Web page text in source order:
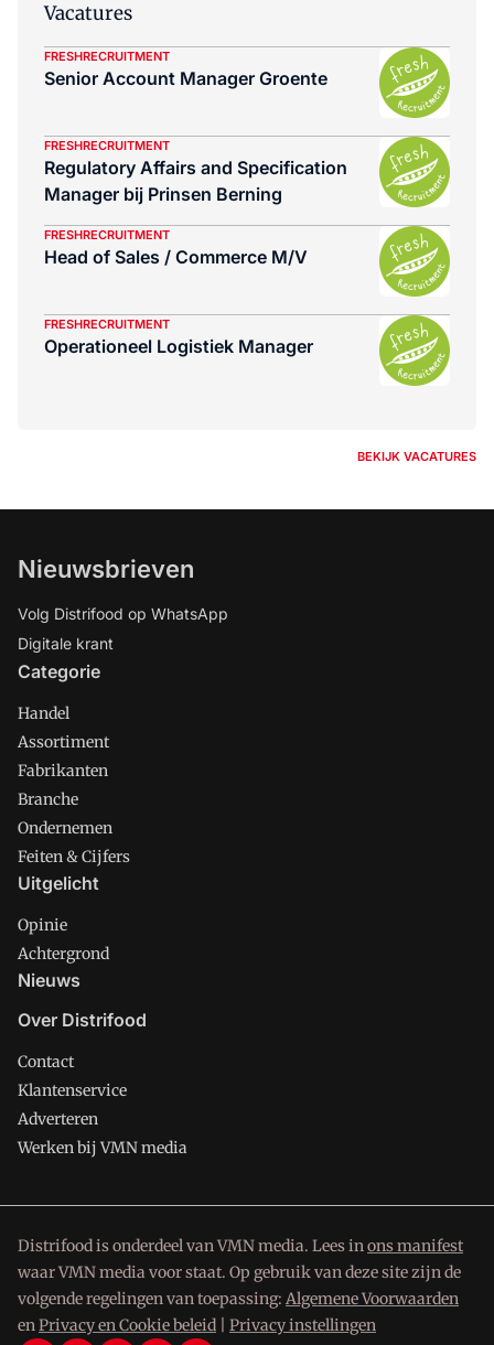
Vacatures
FRESHRECRUITMENT
Senior Account Manager Groente
FRESHRECRUITMENT
Regulatory Affairs and Specification
Manager bij Prinsen Berning
FRESHRECRUITMENT
Head of Sales / Commerce M/V
FRESHRECRUITMENT
Operationeel Logistiek Manager
BEKIJK VACATURES
Nieuwsbrieven
Volg Distrifood op WhatsApp
Digitale krant
Categorie
Handel
Assortiment
Fabrikanten
Branche
Ondernemen
Feiten & Cijfers
Uitgelicht
Opinie
Achtergrond
Nieuws
Over Distrifood
Contact
Klantenservice
Adverteren
Werken bij VMN media
Distrifood is onderdeel van VMN media. Lees inons manifest
waar VMN media voor staat. Op gebruik van deze site zijn de
volgende regelingen van toepassing: Algemene Voorwaarden
enPrivacy en Cookie beleid Privacy instellingen